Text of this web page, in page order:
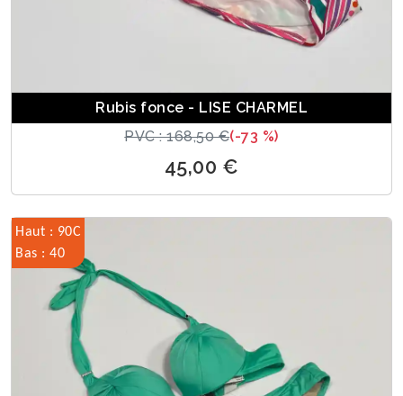
Rubis fonce - LISE CHARMEL
PVC : 168,50 €(-73 %)
45,00 €
Haut : 90C
Bas : 40